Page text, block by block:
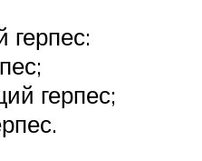
герпес:
герпес;